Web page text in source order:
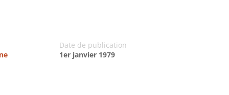
Date de publication
1er janvier 1979